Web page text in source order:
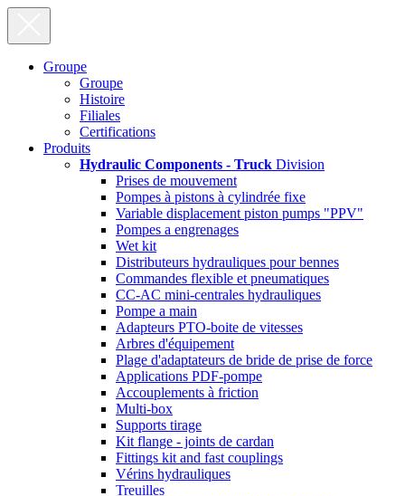
Groupe
Groupe
Histoire
Filiales
Certifications
Produits
Hydraulic Components - Truck Division
Prises de mouvement
Pompes à pistons à cylindrée fixe
Variable displacement piston pumps "PPV"
Pompes a engrenages
Wet kit
Distributeurs hydrauliques pour bennes
Commandes flexible et pneumatiques
CC-AC mini-centrales hydrauliques
Pompe a main
Adapteurs PTO-boite de vitesses
Arbres d'équipement
Plage d'adaptateurs de bride de prise de force
Applications PDF-pompe
Accouplements à friction
Multi-box
Supports tirage
Kit flange - joints de cardan
Fittings kit and fast couplings
Vérins hydrauliques
Treuilles